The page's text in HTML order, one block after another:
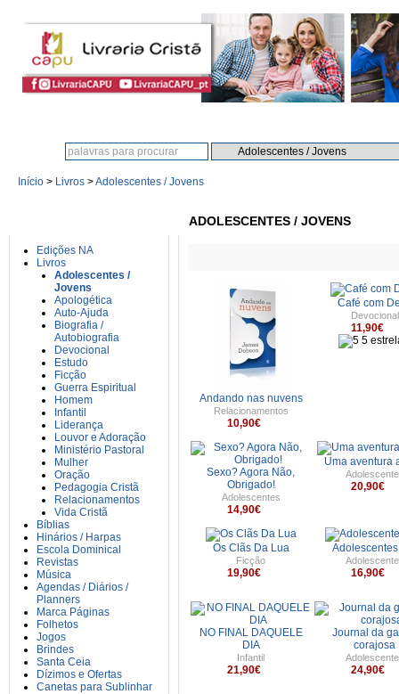
Início > Livros >Adolescentes / Jovens
Edições NA
Livros
Adolescentes /
Jovens
Apologética
Auto-Ajuda
Biografia /
Autobiografia
Devocional
Estudo
Ficção
Guerra Espiritual
Homem
Infantil
Liderança
Louvor e Adoração
Ministério Pastoral
Mulher
Oração
Pedagogia Cristã
Relacionamentos
Vida Cristã
Bíblias
Hinários / Harpas
Escola Dominical
Revistas
Música
Agendas / Diários /
Planners
Marca Páginas
Folhetos
Jogos
Brindes
Santa Ceia
Dízimos e Ofertas
Canetas para Sublinhar
ADOLESCENTES / JOVENS
Andando nas nuvens
Relacionamentos
10,90€
Café com
Devocional
11,90€
Sexo? Agora Não,
Obrigado!
Adolescentes
14,90€
Uma aventura
20,90€
Os Clãs Da Lua
Ficção
19,90€ 16,90€
NO FINAL DAQUELE
DIA
Infantil
21,90€
Journal da
corajosa
24,90€